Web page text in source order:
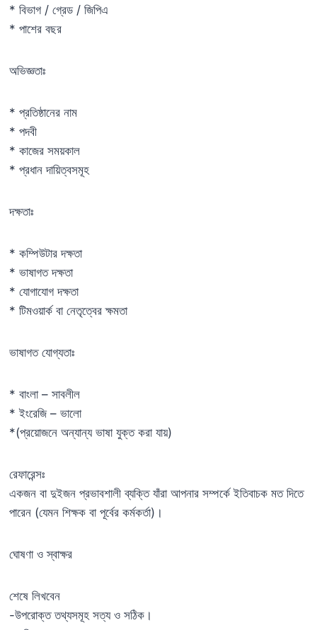
* বিভাগ / গ্রেড / জিপিএ
* পাশের বছর
অভিজ্ঞতাঃ
* প্রতিষ্ঠানের নাম
* পদবী
* কাজের সময়কাল
* প্রধান দায়িত্বসমূহ
দক্ষতাঃ
* কম্পিউটার দক্ষতা
* ভাষাগত দক্ষতা
* যোগাযোগ দক্ষতা
* টিমওয়ার্ক বা নেতৃত্বের ক্ষমতা
ভাষাগত যোগ্যতাঃ
* বাংলা – সাবলীল
* ইংরেজি – ভালো
*(প্রয়োজনে অন্যান্য ভাষা যুক্ত করা যায়)
রেফারেন্সঃ
একজন বা দুইজন প্রভাবশালী ব্যক্তি যাঁরা আপনার সম্পর্কে ইতিবাচক মত দিতে
পারেন (যেমন শিক্ষক বা পূর্বের কর্মকর্তা)।
ঘোষণা ও স্বাক্ষর
শেষে লিখবেন
-উপরোক্ত তথ্যসমূহ সত্য ও সঠিক।